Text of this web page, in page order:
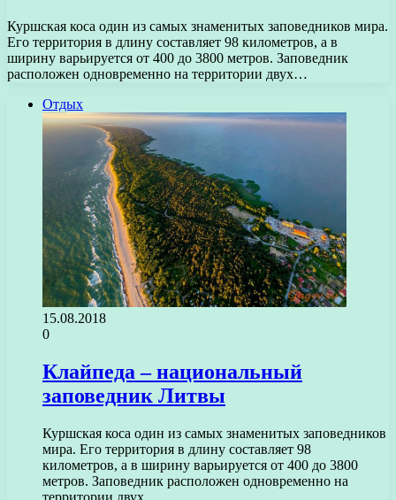
Куршская коса один из самых знаменитых заповедников мира.
Его территория в длину составляет 98 километров, а в
ширину варьируется от 400 до 3800 метров. Заповедник
расположен одновременно на территории двух…
Отдых
15.08.2018
0
Клайпеда – национальный
заповедник Литвы
Куршская коса один из самых знаменитых заповедников
мира. Его территория в длину составляет 98
километров, а в ширину варьируется от 400 до 3800
метров. Заповедник расположен одновременно на
территории двух…